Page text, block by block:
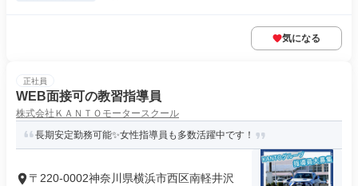
気になる
正社員
WEB面接可の教習指導員
株式会社ＫＡＮＴＯモータースクール
長期安定勤務可能✨女性指導員も多数活躍中です！
〒220-0002神奈川県横浜市西区南軽井沢